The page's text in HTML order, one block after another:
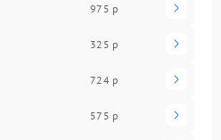
975 р
325 р
724 р
575 р